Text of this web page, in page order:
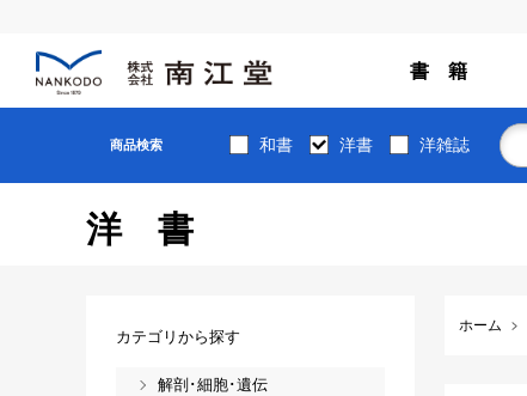
書 籍
商品検索 和書 洋書 洋雑誌
洋書
ホーム
カテゴリから探す
解剖･細胞･遺伝